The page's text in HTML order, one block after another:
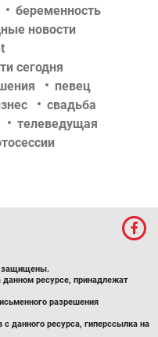
беременность
новости
сегодня
певец
свадьба
телеведущая
защищены.
ресурсе, принадлежат
разрешения
данного ресурса, гиперссылка на